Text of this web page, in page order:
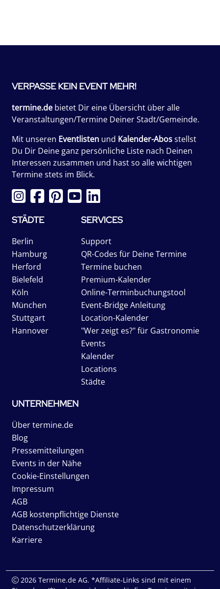
VERPASSE KEIN EVENT MEHR!
termine.de bietet Dir eine Übersicht über alle
Veranstaltungen/Termine Deiner Stadt/Gemeinde.
Mit unseren Eventlisten und Kalender-Abosstellst
Du Dir Deine ganz persönliche Liste nach Deinen
Interessen zusammen und hast so alle wichtigen
Termine stets im Blick.
STÄDTE
Berlin
Hamburg
Herford
Bielefeld
Köln
München
Stuttgart
Hannover
SERVICES
Support
QR-Codes für Deine Termine
Termine buchen
Premium-Kalender
Online-Terminbuchungstool
Event-Bridge Anleitung
Location-Kalender
"Wer zeigt es?" für Gastronomie
Events
Kalender
Locations
Städte
UNTERNEHMEN
Über termine.de
Blog
Pressemitteilungen
Events in der Nähe
Cookie-Einstellungen
Impressum
AGB
AGB kostenpflichtige Dienste
Datenschutzerklärung
Karriere
2026 Termine.de AG. *Affiliate-Links sind mit einem